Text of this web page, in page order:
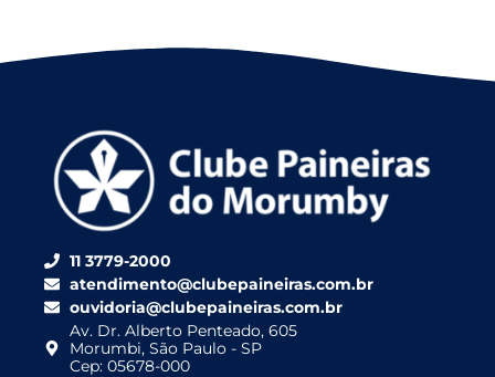
11 3779-2000
atendimento@clubepaineiras.com.br
ouvidoria@clubepaineiras.com.br
Av. Dr. Alberto Penteado, 605
Morumbi, São Paulo - SP
Cep: 05678-000